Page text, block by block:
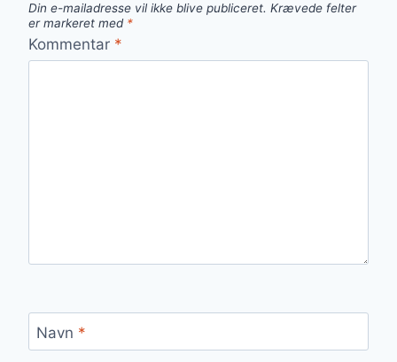
Din e-mailadresse vil ikke blive publiceret. Krævede felter
er markeret med *
Kommentar *
Navn *